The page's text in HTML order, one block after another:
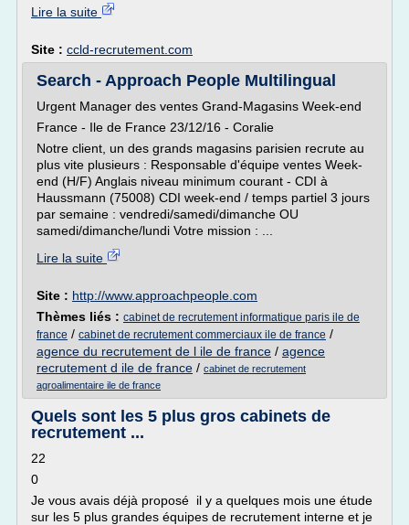
Lire la suite
Site : ccld-recrutement.com
Search - Approach People Multilingual
Urgent Manager des ventes Grand-Magasins Week-end
France - Ile de France 23/12/16 - Coralie
Notre client, un des grands magasins parisien recrute au
plus vite plusieurs : Responsable d'équipe ventes Week-
end (H/F) Anglais niveau minimum courant - CDI à
Haussmann (75008) CDI week-end / temps partiel 3 jours
par semaine : vendredi/samedi/dimanche OU
samedi/dimanche/lundi Votre mission : ...
Lire la suite
Site : http://www.approachpeople.com
Thèmes liés : cabinet de recrutement informatique paris ile de
france / cabinet de recrutement commerciaux ile de france /
agence du recrutement de l ile de france / agence
recrutement d ile de france / cabinet de recrutement
agroalimentaire ile de france
Quels sont les 5 plus gros cabinets de
recrutement ...
22
0
Je vous avais déjà proposé il y a quelques mois une étude
sur les 5 plus grandes équipes de recrutement interne et je